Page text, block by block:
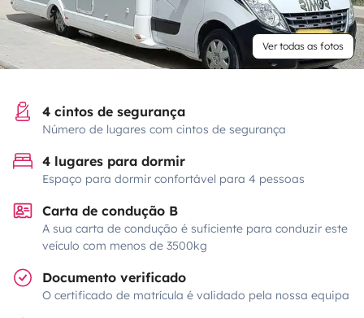
Ver todas as fotos
4 cintos de segurança
Número de lugares com cintos de segurança
4 lugares para dormir
Espaço para dormir confortável para 4 pessoas
Carta de condução B
A sua carta de condução é suficiente para conduzir este
veículo com menos de 3500kg
Documento verificado
O certificado de matrícula é validado pela nossa equipa